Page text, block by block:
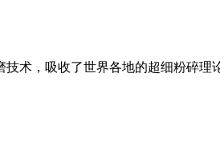
术，吸收了世界各地的超细粉碎